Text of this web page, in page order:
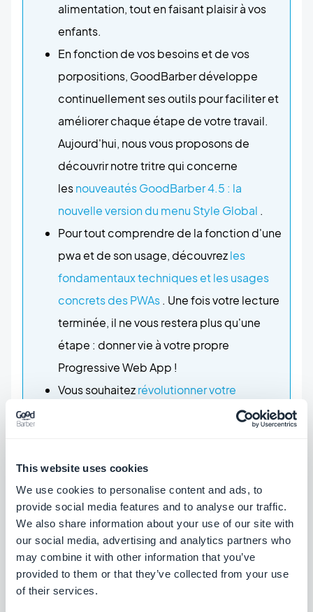
This website uses cookies
We use cookies to personalise content and ads, to
provide social media features and to analyse our traffic.
We also share information about your use of our site with
our social media, advertising and analytics partners who
may combine it with other information that you’ve
provided to them or that they’ve collected from your use
of their services.
alimentation, tout en faisant plaisir à vos
enfants.
En fonction de vos besoins et de vos
porpositions, GoodBarber développe
continuellement ses outils pour faciliter et
améliorer chaque étape de votre travail.
Aujourd'hui, nous vous proposons de
découvrir notre tritre qui concerne
lesnouveautés GoodBarber 4.5 : la
nouvelle version du menu Style Global .
Pour tout comprendre de la fonction d'une
pwa et de son usage, découvrezles
fondamentaux techniques et les usages
concrets des PWAs . Une fois votre lecture
terminée, il ne vous restera plus qu'une
étape : donner vie à votre propre
Progressive Web App !
Vous souhaitezrévolutionner votre
restaurant à l'aide d'une application
des façons ! Un conseil : lancez-vous ! Une
fois la création de votre app terminée,
vous serez fière de votre travail.
#GBcrew